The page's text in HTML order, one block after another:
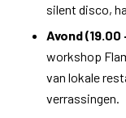
silent disco,
Avond (19.00
workshop
van lokale
verrassingen.